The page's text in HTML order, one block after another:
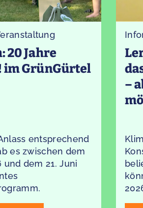
20 Jahre
im GrünGürtel
entsprechend
es zwischen dem
und dem 21. Juni
–